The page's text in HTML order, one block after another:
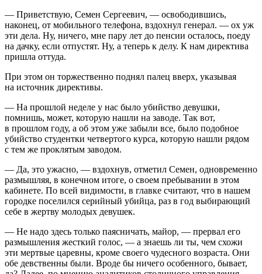
— Приветствую, Семен Сергеевич, — освободившись,
наконец, от мобильного телефона, вздохнул генерал. — ох уж
эти дела. Ну, ничего, мне пару лет до пенсии осталось, поеду
на дачку, если отпустят. Ну, а теперь к делу. К нам директива
пришла оттуда.
При этом он торжественно поднял палец вверх, указывая
на источник директивы.
— На прошлой неделе у нас было убийство девушки,
помнишь, может, которую нашли на заводе. Так вот,
в прошлом году, а об этом уже забыли все, было подобное
убийство студентки четвертого курса, которую нашли рядом
с тем же проклятым заводом.
— Да, это ужасно, — вздохнув, отметил Семен, одновременно
размышляя, в конечном итоге, о своем пребывании в этом
кабинете. По всей видимости, в главке считают, что в нашем
городке поселился серийный убийца, раз в год выбирающий
себе в жертву молодых девушек.
— Не надо здесь только паясничать, майор, — прервал его
размышления жесткий голос, — а знаешь ли ты, чем схожи
эти мертвые царевны, кроме своего чудесного возраста. Они
обе девственны были. Вроде бы ничего особенного, бывает,